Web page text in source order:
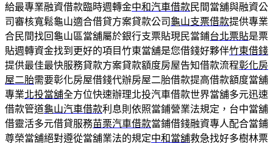
給最專業融資借款臨時週轉金中和汽車借款民間當舖與融資公
司審核寬鬆龜山適合借貸方案貸款公司 龜山支票借款提供專業
合民間找回龜山區當舖屬於銀行支票貼現民當鋪台北票貼是票
貼週轉資金找到更好的項目竹東當舖是您借錢好夥伴竹東借錢
提供最佳最快服務貸款方案貸款額度房屋告知借款流程彰化房
屋二胎需要彰化房屋借錢代辦房屋二胎借款提高借款額度當舖
專業北投當舖全方位快速辦理北投汽車借款世界當舖多元迅速
借款管道龜山汽車借款利息則依照當鋪營業法規定，台中當舖
借靈活多元借貸服務苗栗汽車借款當鋪借錢融資專人配合當鋪
尊榮當舖絕對遵從當舖業法的規定中和當舖救急找好多樹林票